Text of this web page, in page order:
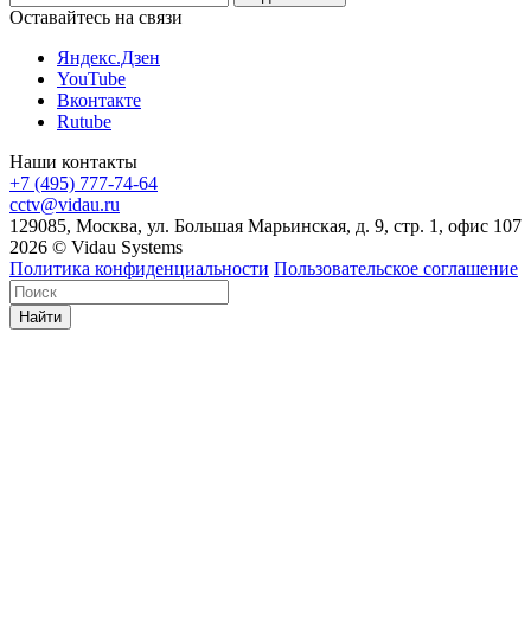
Оставайтесь на связи
Яндекс.Дзен
YouTube
Вконтакте
Rutube
Наши контакты
+7 (495) 777-74-64
cctv@vidau.ru
129085, Москва, ул. Большая Марьинская, д. 9, стр. 1, офис 107
2026 © Vidau Systems
Политика конфиденциальности Пользовательское соглашение
Найти